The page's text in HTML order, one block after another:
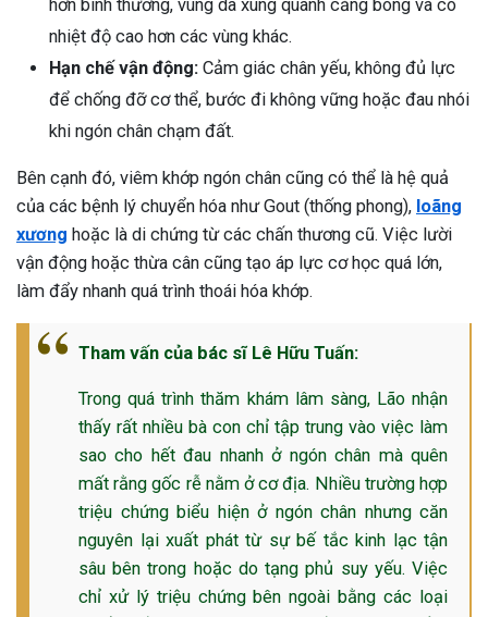
hơn bình thường, vùng da xung quanh căng bóng và có
nhiệt độ cao hơn các vùng khác.
Hạn chế vận động: Cảm giác chân yếu, không đủ lực
để chống đỡ cơ thể, bước đi không vững hoặc đau nhói
khi ngón chân chạm đất.
Bên cạnh đó, viêm khớp ngón chân cũng có thể là hệ quả
của các bệnh lý chuyển hóa như Gout (thống phong), loãng
xương hoặc là di chứng từ các chấn thương cũ. Việc lười
vận động hoặc thừa cân cũng tạo áp lực cơ học quá lớn,
làm đẩy nhanh quá trình thoái hóa khớp.
Tham vấn của bác sĩ Lê Hữu Tuấn:
Trong quá trình thăm khám lâm sàng, Lão nhận
thấy rất nhiều bà con chỉ tập trung vào việc làm
sao cho hết đau nhanh ở ngón chân mà quên
mất rằng gốc rễ nằm ở cơ địa. Nhiều trường hợp
triệu chứng biểu hiện ở ngón chân nhưng căn
nguyên lại xuất phát từ sự bế tắc kinh lạc tận
sâu bên trong hoặc do tạng phủ suy yếu. Việc
chỉ xử lý triệu chứng bên ngoài bằng các loại